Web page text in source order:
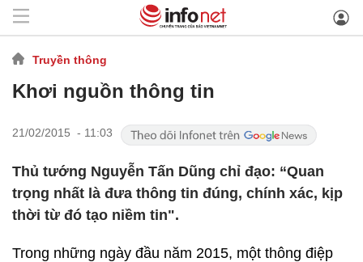
Truyền thông
Khơi nguồn thông tin
21/02/2015 - 11:03
Thủ tướng Nguyễn Tấn Dũng chỉ đạo: “Quan
trọng nhất là đưa thông tin đúng, chính xác, kịp
thời từ đó tạo niềm tin".
Trong những ngày đầu năm 2015, một thông điệp